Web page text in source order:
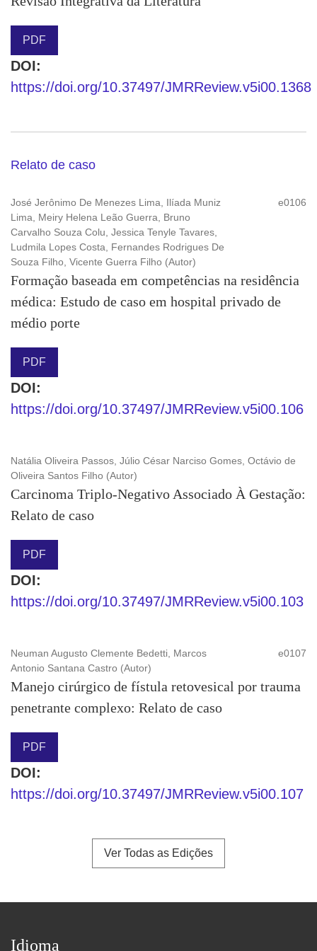
PDF
DOI:
https://doi.org/10.37497/JMRReview.v5i00.1368
Relato de caso
José Jerônimo De Menezes Lima, Ilíada Muniz
Lima, Meiry Helena Leão Guerra, Bruno
Carvalho Souza Colu, Jessica Tenyle Tavares,
Ludmila Lopes Costa, Fernandes Rodrigues De
Souza Filho, Vicente Guerra Filho (Autor)
e0106
Formação baseada em competências na residência
médica: Estudo de caso em hospital privado de
médio porte
PDF
DOI:
https://doi.org/10.37497/JMRReview.v5i00.106
Natália Oliveira Passos, Júlio César Narciso Gomes, Octávio de
Oliveira Santos Filho (Autor)
Carcinoma Triplo-Negativo Associado À Gestação:
Relato de caso
PDF
DOI:
https://doi.org/10.37497/JMRReview.v5i00.103
Neuman Augusto Clemente Bedetti, Marcos
Antonio Santana Castro (Autor)
e0107
Manejo cirúrgico de fístula retovesical por trauma
penetrante complexo: Relato de caso
PDF
DOI:
https://doi.org/10.37497/JMRReview.v5i00.107
Ver Todas as Edições
Idioma